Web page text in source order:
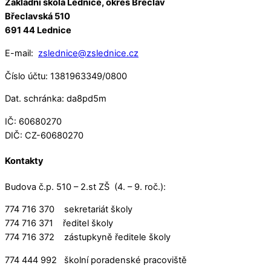
Základní škola Lednice, okres Břeclav
Břeclavská 510
691 44 Lednice
E-mail: zslednice@zslednice.cz
Číslo účtu: 1381963349/0800
Dat. schránka: da8pd5m
IČ: 60680270
DIČ: CZ-60680270
Kontakty
Budova č.p. 510 – 2.st ZŠ (4. – 9. roč.):
774 716 370 sekretariát školy
774 716 371 ředitel školy
774 716 372 zástupkyně ředitele školy
774 444 992 školní poradenské pracoviště